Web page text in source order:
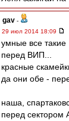
gav -
29 июл 2014 18:09
умные все такие
перед ВИП...
красные
да они обе -
наша,
перед сектором